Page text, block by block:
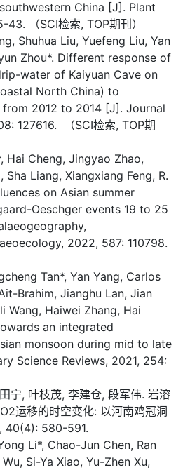
China [J]. Plant
（SCI检索, TOP期刊）
Shuhua Liu, Yuefeng Liu, Yan
Zhou*. Different response of
water of Kaiyuan Cave on
North China) to
2012 to 2014 [J]. Journal
127616. （SCI检索, TOP期
Hai Cheng, Jingyao Zhao,
Liang, Xiangxiang Feng, R.
on Asian summer
Oeschger events 19 to 25
2022, 587: 110798.
Tan*, Yan Yang, Carlos
Brahim, Jianghu Lan, Jian
Wang, Haiwei Zhang, Hai
an integrated
monsoon during mid to late
Science Reviews, 2021, 254:
宁, 叶枝茂, 李建仓, 段军伟. 岩溶
运移的时空变化: 以河南鸡冠洞
40(4): 580-591.
Li*, Chao-Jun Chen, Ran
Si-Ya Xiao, Yu-Zhen Xu,